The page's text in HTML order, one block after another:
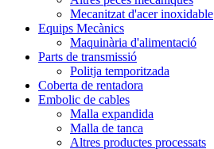
Mecanitzat d'acer inoxidable
Equips Mecànics
Maquinària d'alimentació
Parts de transmissió
Politja temporitzada
Coberta de rentadora
Embolic de cables
Malla expandida
Malla de tanca
Altres productes processats